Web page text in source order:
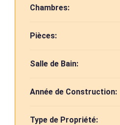
Chambres:
Pièces:
Salle de Bain:
Année de Construction:
Type de Propriété: